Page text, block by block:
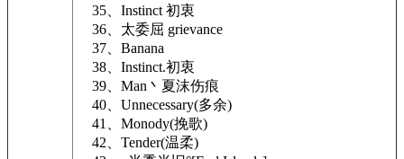
35、Instinct 初衷
36、太委屈 grievance
37、Banana
38、Instinct.初衷
39、Man丶夏沫伤痕
40、Unnecessary(多余)
41、Monody(挽歌)
42、Tender(温柔)